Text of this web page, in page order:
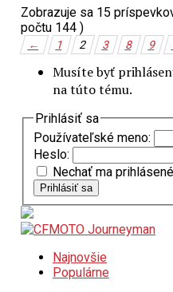
Zobrazuje sa 15
počtu 144 )
← 1 2 3 8 9
Musíte byť
na túto tému.
Prihlásiť sa
Používateľské meno:
Heslo:
Nechať ma
Prihlásiť sa
Najnovšie
Populárne